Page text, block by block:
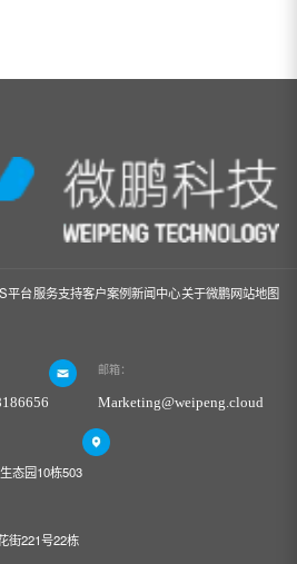
平台服务支持客户案例新闻中心关于微鹏网站地图
邮箱：
Marketing@weipeng.cloud
态园10栋503
街221号22栋